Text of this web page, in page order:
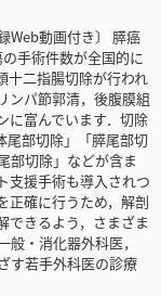
動画付き〕 膵癌
手術件数が全国的に
十二指腸切除が行われ
ンパ節郭清，後腹膜組
に富んでいます．切除
尾部切除」「膵尾部切
部切除」などが含ま
支援手術も導入されつ
正確に行うため，解剖
できるよう，さまざま
・消化器外科医，
す若手外科医の診療